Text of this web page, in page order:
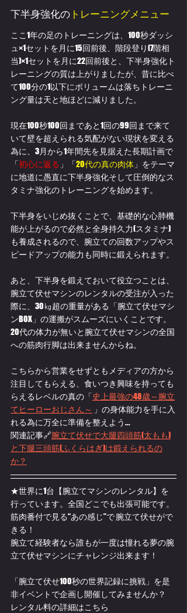
下半身強化の トレーニングメニュー
ここ1年の足のトレーニングは、100秒ダッシ
ュ×1セットを月に15回前後、階段登り(7階相
当)×1セットを月に22回前後と、下半身強化ト
レーニングの質は上がりましたが、昔に比べ
て100分の1以下にボリュームは落ちトレーニ
ング量は天と地ほどに減りました。
現在100秒100回まであと1回の99回まで来て
いて壁を超えられる気配がない現状を変える
為に、3月から1年間先を見据えた長期計画で
「初心に返る 」「20代の真の肉体 」をテーマ
に地道に愚直に下半身強化そして圧倒的なス
タミナ強化のトレーニングを始めます。
下半身をいじめ抜くことで、基礎的な心肺機
能が上がるので必然と全身持久力(スタミナ)
も養成されるので、腕立ての回数アップやス
ピードアップの能力も同時に鍛えられます。
あと、下半身を鍛えておいて役立つことは、
腕立て伏せマシンのレンタルの受注が入った
際に、30㎏超の重量がある「腕立て伏せマシ
ンBOX」の運搬がスムーズにいくことです。
20代の体力が無いと腕立て伏せマシンの全国
への筋肉行脚は出来ませんからね。
こちらから営業をせずともメディアの方から
注目してもらえる、食いつき興味を持っても
らえるレベルの真の「史上最強の48歳～腕立
てヒーローおじさん～ 」の身体能力を手に入
れる為に万全に準備を整えよう...
関連記事🔗腕立て伏せで大腿四頭筋(太もも)
と下腿三頭筋(ふくらはぎ)は鍛えられるの
か？
★世界に1台【腕立てマシンのレンタル】を
行っています。全国どこでも出張可能です。
筋肉番付で見る“あの感じ”で 腕立て伏せがで
きる！
腕立て経験者なら誰もが一度は憧れる夢の腕
立て伏せマシンにチャレンジ出来ます！
「腕立て伏せ100秒の世界記録に挑戦」を是
非イベントで企画し開催してみませんか？
レンタル料の詳細はこちら